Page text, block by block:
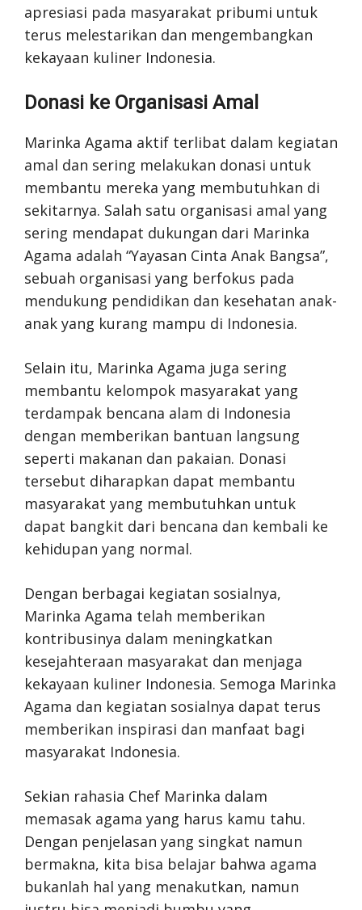
apresiasi pada masyarakat pribumi untuk
terus melestarikan dan mengembangkan
kekayaan kuliner Indonesia.
Donasi ke Organisasi Amal
Marinka Agama aktif terlibat dalam kegiatan
amal dan sering melakukan donasi untuk
membantu mereka yang membutuhkan di
sekitarnya. Salah satu organisasi amal yang
sering mendapat dukungan dari Marinka
Agama adalah “Yayasan Cinta Anak Bangsa”,
sebuah organisasi yang berfokus pada
mendukung pendidikan dan kesehatan anak-
anak yang kurang mampu di Indonesia.
Selain itu, Marinka Agama juga sering
membantu kelompok masyarakat yang
terdampak bencana alam di Indonesia
dengan memberikan bantuan langsung
seperti makanan dan pakaian. Donasi
tersebut diharapkan dapat membantu
masyarakat yang membutuhkan untuk
dapat bangkit dari bencana dan kembali ke
kehidupan yang normal.
Dengan berbagai kegiatan sosialnya,
Marinka Agama telah memberikan
kontribusinya dalam meningkatkan
kesejahteraan masyarakat dan menjaga
kekayaan kuliner Indonesia. Semoga Marinka
Agama dan kegiatan sosialnya dapat terus
memberikan inspirasi dan manfaat bagi
masyarakat Indonesia.
Sekian rahasia Chef Marinka dalam
memasak agama yang harus kamu tahu.
Dengan penjelasan yang singkat namun
bermakna, kita bisa belajar bahwa agama
bukanlah hal yang menakutkan, namun